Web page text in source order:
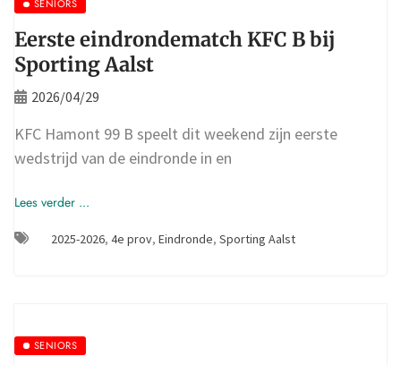
SENIORS
Eerste eindrondematch KFC B bij
Sporting Aalst
2026/04/29
KFC Hamont 99 B speelt dit weekend zijn eerste
wedstrijd van de eindronde in en
Lees verder ...
2025-2026, 4e prov, Eindronde, Sporting Aalst
SENIORS